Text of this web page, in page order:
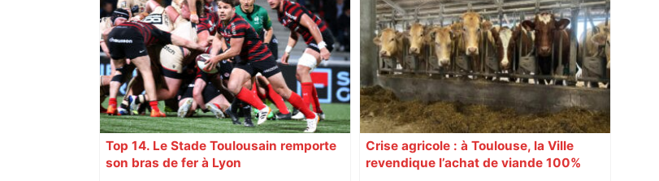
Toulouse et quitte la dernière place –
lanouvellerepublique.fr
Top 14. Le Stade Toulousain remporte
son bras de fer à Lyon
Crise agricole : à Toulouse, la Ville
revendique l’achat de viande 100%